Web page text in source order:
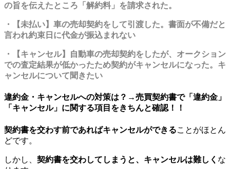
の旨を伝えたところ「解約料」を請求された。
・【未払い】車の売却契約をして引渡した。書面が不備だと
言われ約束日に代金が振込まれない
・【キャンセル】自動車の売却契約をしたが、オークション
での査定結果が低かったため契約がキャンセルになった。キ
ャンセルについて聞きたい
違約金・キャンセルへの対策は？→売買契約書で「違約金」
「キャンセル」に関する項目をきちんと確認！！
契約書を交わす前であればキャンセルができることがほとん
どです。
しかし、 契約書を交わしてしまうと、キャンセルは難しく な